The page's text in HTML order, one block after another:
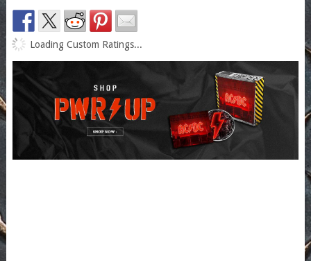
Loading Custom Ratings...